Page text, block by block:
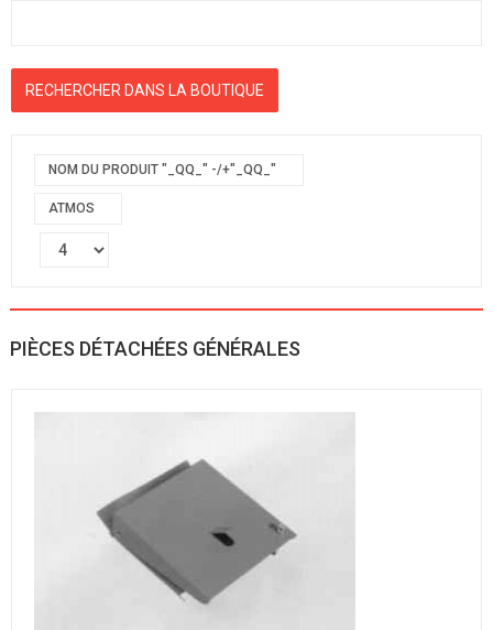
NOM DU PRODUIT "_QQ_" -/+"_QQ_"
ATMOS
PIÈCES DÉTACHÉES GÉNÉRALES